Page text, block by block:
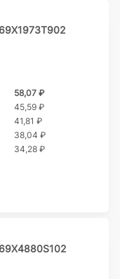
58,07 ₽
45,59 ₽
41,81 ₽
38,04 ₽
34,28 ₽